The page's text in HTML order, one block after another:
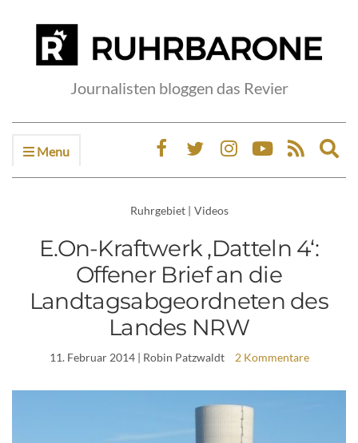
Journalisten bloggen das Revier
Menu
Ruhrgebiet | Videos
E.On-Kraftwerk ‚Datteln 4‘:
Offener Brief an die
Landtagsabgeordneten des
Landes NRW
11. Februar 2014| Robin Patzwaldt 2 Kommentare